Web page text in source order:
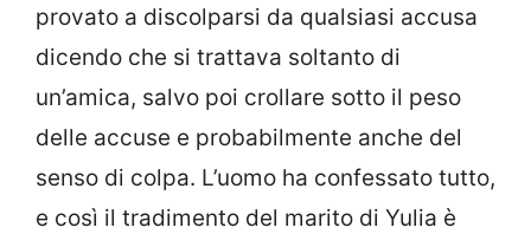
provato a discolparsi da qualsiasi accusa
dicendo che si trattava soltanto di
un’amica, salvo poi crollare sotto il peso
delle accuse e probabilmente anche del
senso di colpa. L’uomo ha confessato tutto,
e così il tradimento del marito di Yulia è